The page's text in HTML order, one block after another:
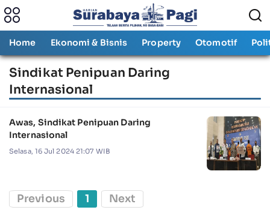
Home Ekonomi & Bisnis Property Otomotif
Sindikat Penipuan Daring
Internasional
Awas, Sindikat Penipuan Daring
Internasional
Selasa, 16 Jul 2024 21:07 WIB
Previous 1 Next